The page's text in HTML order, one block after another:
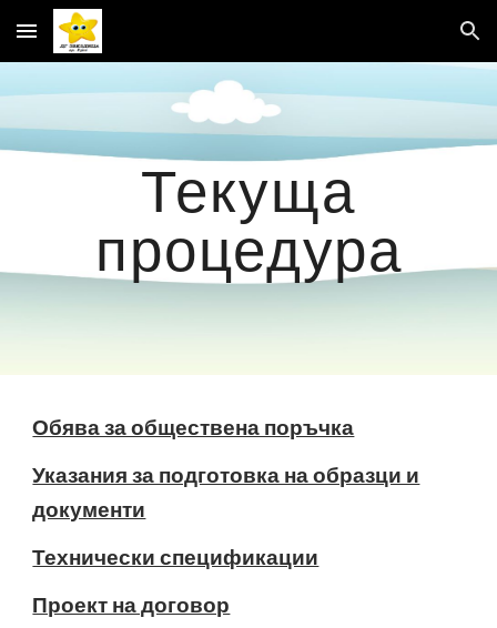
Skip to main content Skip to navigation
Текуща
процедура
Обява за обществена поръчка
Указания за подготовка на образци и
документи
Технически спецификации
Проект на договор